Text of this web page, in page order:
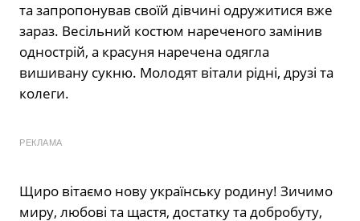
та запропонував своїй дівчині одружитися вже
зараз. Весільний костюм нареченого замінив
однострій, а красуня наречена одягла
вишивану сукню. Молодят вітали рідні, друзі та
колеги.
РЕКЛАМА
Щиро вітаємо нову українську родину! Зичимо
миру, любові та щастя, достатку та добробуту,